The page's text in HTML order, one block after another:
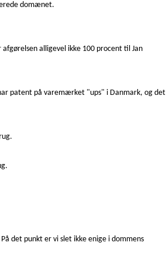
domænet.
alligevel ikke 100 procent til Jan
patent på varemærket "ups" i Danmark, og det
det punkt er vi slet ikke enige i dommens